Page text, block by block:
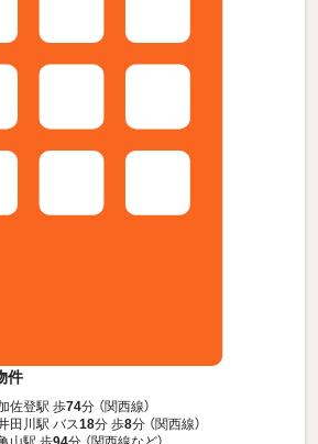
件
佐登駅 歩74分 （関西線）
田川駅 バス18分 歩8分 （関西線）